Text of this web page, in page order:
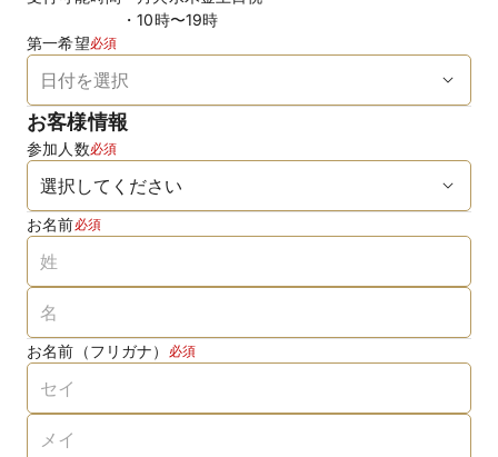
10時〜19時
第一希望必須
お客様情報
参加人数必須
お名前必須
お名前（フリガナ） 必須